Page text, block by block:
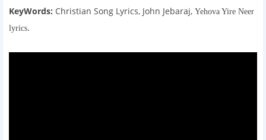
KeyWords: Christian Song Lyrics, John Jebaraj, Yehova Yire Neer
lyrics.